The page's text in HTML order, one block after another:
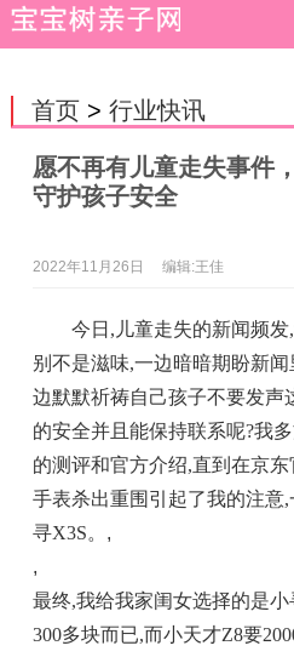
首页> 行业快讯
愿不再有儿童走失事件
守护孩子安全
2022年11月26日 编辑:王佳
今日,儿童走失的新闻频
别不是滋味,一边暗暗期盼新
边默默祈祷自己孩子不要发声
的安全并且能保持联系呢?我
的测评和官方介绍,直到在京
手表杀出重围引起了我的注意
寻X3S。 ,
,
最终,我给我家闺女选择的是
300多块而已,而小天才Z8要